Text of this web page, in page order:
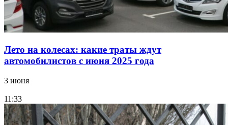
Лето на колесах: какие траты ждут
автомобилистов с июня 2025 года
3 июня
11:33